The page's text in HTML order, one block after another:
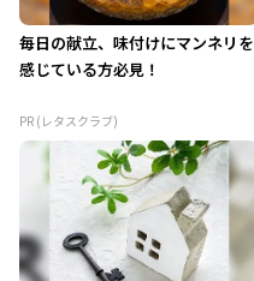
毎日の献立、味付けにマンネリを
感じている方必見！
PR (レタスクラブ)